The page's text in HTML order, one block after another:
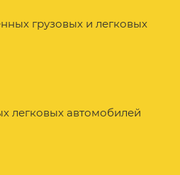
грузовых и легковых
легковых автомобилей